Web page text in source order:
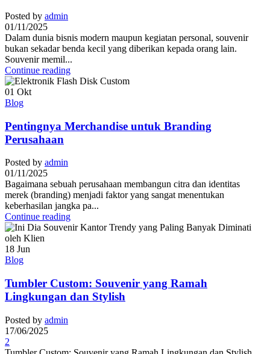
Posted by admin
01/11/2025
Dalam dunia bisnis modern maupun kegiatan personal, souvenir
bukan sekadar benda kecil yang diberikan kepada orang lain.
Souvenir memil...
Continue reading
01 Okt
Blog
Pentingnya Merchandise untuk Branding
Perusahaan
Posted by admin
01/11/2025
Bagaimana sebuah perusahaan membangun citra dan identitas
merek (branding) menjadi faktor yang sangat menentukan
keberhasilan jangka pa...
Continue reading
18 Jun
Blog
Tumbler Custom: Souvenir yang Ramah
Lingkungan dan Stylish
Posted by admin
17/06/2025
2